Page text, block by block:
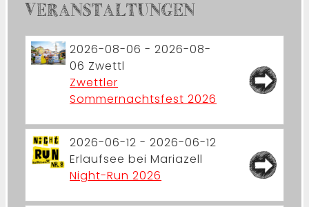
VERANSTALTUNGEN
2026-08-06 - 2026-08-
06 Zwettl
Zwettler
Sommernachtsfest 2026
2026-06-12 - 2026-06-12
Erlaufsee bei Mariazell
Night-Run 2026